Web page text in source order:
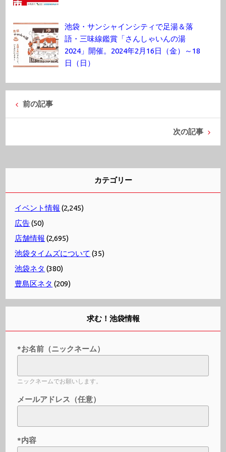
池袋・サンシャインシティで足湯＆落
語・三味線鑑賞「さんしゃいんの湯
2024」開催。2024年2月16日（金）～18
日（日）
前の記事
次の記事
カテゴリー
イベント情報 (2,245)
広告(50)
店舗情報 (2,695)
池袋タイムズについて (35)
池袋ネタ (380)
豊島区ネタ (209)
求む！池袋情報
*お名前（ニックネーム）
ニックネームでお願いします。
メールアドレス（任意）
*内容